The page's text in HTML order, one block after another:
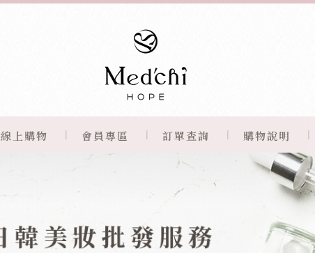
線上購物 會員專區 訂單查詢 購物說明